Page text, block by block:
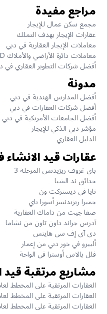
مراجع مفيدة
مجمع سكن عمال للإيجار
عقارات الإيجار بهدف التملك
معاملات الإيجار العقارية في دبي
معاملات دائرة الأراضي والأملاك DLD يومياً
أفضل شركات التطوير العقاري في
مدونة
أفضل المدارس الهندية في دبي
أفضل شركات العقارات في دبي
أفضل الجامعات الأمريكية في دبي
مؤشر دبي الذكي للإيجار
الدليل العقاري
عقارات قيد
باي غروف ريزيدنس المرحلة 3
حدائق ند الشبا
نايا في ديستركت ون
جميرا ريزيدنسز أسورا باي
صفا جيت من داماك العقارية
آدرس جراند داون تاون من نشاما
دي آي إف سي هايتس
ألبيرو في خور دبي من إعمار
فلل بالاس أوسترا في الواحة
مشاريع مرتقبة قيد
العقارات المرتقبة على المخطط لعام 2026 في
العقارات المرتقبة على المخطط لعام 2027 في
العقارات المرتقبة على المخطط لعام 2028 في